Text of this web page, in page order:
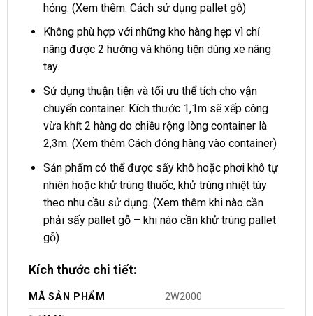
hỏng. (Xem thêm: Cách sử dụng pallet gỗ)
Không phù hợp với những kho hàng hẹp vì chỉ
nâng được 2 hướng và không tiện dùng xe nâng
tay.
Sử dụng thuận tiện và tối ưu thể tích cho vận
chuyển container. Kích thước 1,1m sẽ xếp công
vừa khít 2 hàng do chiều rộng lòng container là
2,3m. (Xem thêm Cách đóng hàng vào container)
Sản phẩm có thể được sấy khô hoặc phơi khô tự
nhiên hoặc khử trùng thuốc, khử trùng nhiệt tùy
theo nhu cầu sử dụng. (Xem thêm khi nào cần
phải sấy pallet gỗ – khi nào cần khử trùng pallet
gỗ)
Kích thước chi tiết:
MÃ SẢN PHẨM
2W2000